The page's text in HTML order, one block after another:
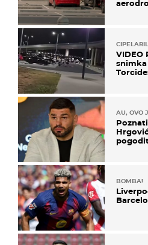
VIDEO
snimka
AU, OVO
BOMBA!